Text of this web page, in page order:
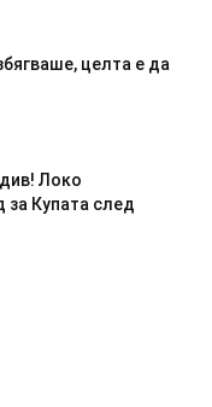
целта е да
Локо
Купата след